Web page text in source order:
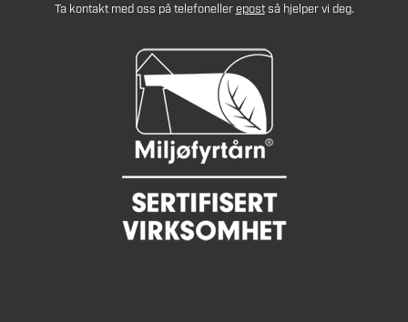
Ta kontakt med oss på telefonellerepostså hjelper vi deg.